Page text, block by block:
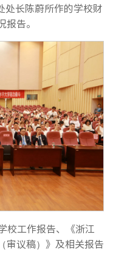
处长陈蔚所作的学校财
告。
校工作报告、《浙江
议稿）》及相关报告